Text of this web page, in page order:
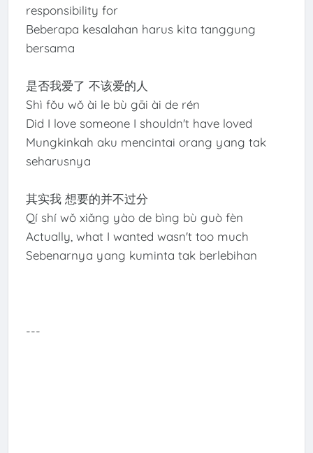
responsibility for
Beberapa kesalahan harus kita tanggung
bersama
是否我爱了 不该爱的人
Shì fǒu wǒ ài le bù gāi ài de rén
Did I love someone I shouldn't have loved
Mungkinkah aku mencintai orang yang tak
seharusnya
其实我 想要的并不过分
Qí shí wǒ xiǎng yào de bìng bù guò fèn
Actually, what I wanted wasn't too much
Sebenarnya yang kuminta tak berlebihan
---